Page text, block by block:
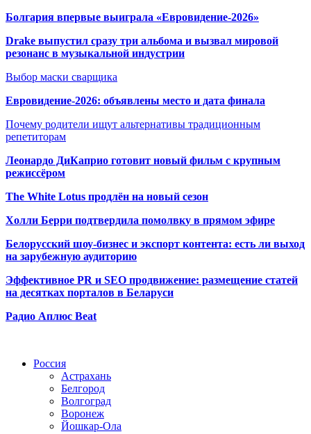
Болгария впервые выиграла «Евровидение-2026»
Drake выпустил сразу три альбома и вызвал мировой
резонанс в музыкальной индустрии
Выбор маски сварщика
Евровидение-2026: объявлены место и дата финала
Почему родители ищут альтернативы традиционным
репетиторам
Леонардо ДиКаприо готовит новый фильм с крупным
режиссёром
The White Lotus продлён на новый сезон
Холли Берри подтвердила помолвку в прямом эфире
Белорусский шоу-бизнес и экспорт контента: есть ли выход
на зарубежную аудиторию
Эффективное PR и SEO продвижение: размещение статей
на десятках порталов в Беларуси
Радио Аплюс Beat
Россия
Астрахань
Белгород
Волгоград
Воронеж
Йошкар-Ола